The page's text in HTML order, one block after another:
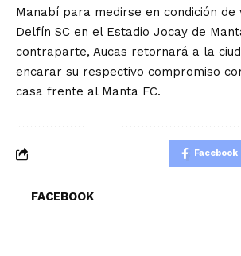
Manabí para medirse en condición
Delfín SC en el Estadio Jocay de
contraparte, Aucas retornará a la
encarar su respectivo compromiso
casa frente al Manta FC.
Facebook
FACEBOOK